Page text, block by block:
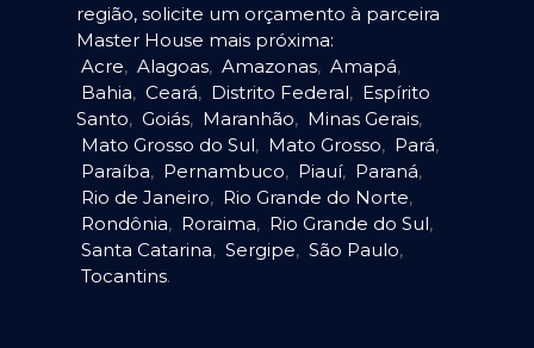
região, solicite um orçamento à parceira
Master House mais próxima:
Acre, Alagoas, Amazonas, Amapá,
Bahia, Ceará, Distrito Federal, Espírito
Santo, Goiás, Maranhão, Minas Gerais,
Mato Grosso do Sul, Mato Grosso, Pará,
Paraíba, Pernambuco, Piauí, Paraná,
Rio de Janeiro, Rio Grande do Norte,
Rondônia, Roraima, Rio Grande do Sul,
Santa Catarina, Sergipe, São Paulo,
Tocantins.